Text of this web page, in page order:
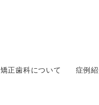
矯正歯科について 症例